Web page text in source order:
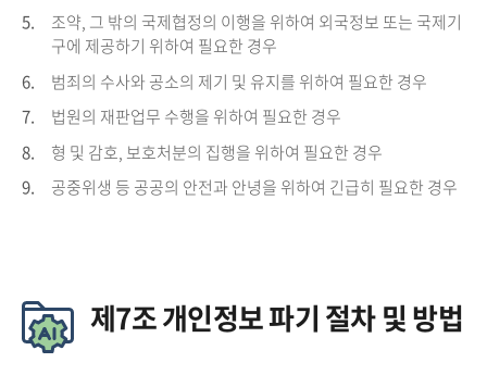
5.
조약, 그 밖의 국제협정의 이행을 위하여 외국정보 또는 국제기
구에 제공하기 위하여 필요한 경우
6.
범죄의 수사와 공소의 제기 및 유지를 위하여 필요한 경우
7.
법원의 재판업무 수행을 위하여 필요한 경우
8.
형 및 감호, 보호처분의 집행을 위하여 필요한 경우
9.
공중위생 등 공공의 안전과 안녕을 위하여 긴급히 필요한 경우
제7조 개인정보 파기 절차 및 방법